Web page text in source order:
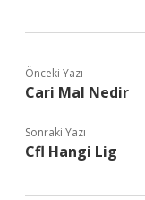
Önceki Yazı
Cari Mal Nedir
Sonraki Yazı
Cfl Hangi Lig